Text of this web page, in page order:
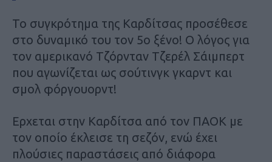
Το συγκρότημα της Καρδίτσας προσέθεσε
στο δυναμικό του τον 5ο ξένο! Ο λόγος για
τον αμερικανό Τζόρνταν Τζερέλ Σάιμπερτ
που αγωνίζεται ως σούτινγκ γκαρντ και
σμολ φόργουορντ!
Ερχεται στην Καρδίτσα από τον ΠΑΟΚ με
τον οποίο έκλεισε τη σεζόν, ενώ έχει
πλούσιες παραστάσεις από διάφορα